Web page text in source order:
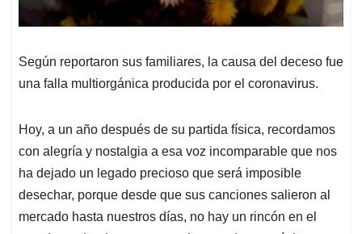
Según reportaron sus familiares, la causa del deceso fue
una falla multiorgánica producida por el coronavirus.
Hoy, a un año después de su partida física, recordamos
con alegría y nostalgia a esa voz incomparable que nos
ha dejado un legado precioso que será imposible
desechar, porque desde que sus canciones salieron al
mercado hasta nuestros días, no hay un rincón en el